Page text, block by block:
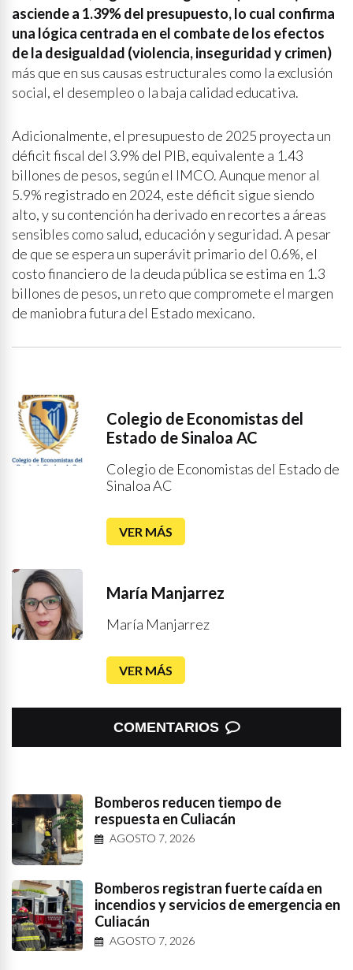
asciende a 1.39% del presupuesto, lo cual confirma
una lógica centrada en el combate de los efectos
de la desigualdad (violencia, inseguridad y crimen)
más que en sus causas estructurales como la exclusión
social, el desempleo o la baja calidad educativa.
Adicionalmente, el presupuesto de 2025 proyecta un
déficit fiscal del 3.9% del PIB, equivalente a 1.43
billones de pesos, según el IMCO. Aunque menor al
5.9% registrado en 2024, este déficit sigue siendo
alto, y su contención ha derivado en recortes a áreas
sensibles como salud, educación y seguridad. A pesar
de que se espera un superávit primario del 0.6%, el
costo financiero de la deuda pública se estima en 1.3
billones de pesos, un reto que compromete el margen
de maniobra futura del Estado mexicano.
Colegio de Economistas del
Estado de Sinaloa AC
Colegio de Economistas del Estado de
Sinaloa AC
VER MÁS
María Manjarrez
María Manjarrez
VER MÁS
COMENTARIOS
Bomberos reducen tiempo de
respuesta en Culiacán
AGOSTO 7, 2026
Bomberos registran fuerte caída en
incendios y servicios de emergencia en
Culiacán
AGOSTO 7, 2026